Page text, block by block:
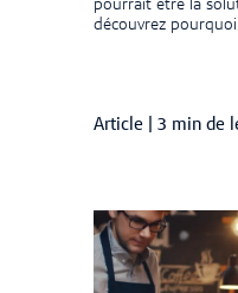
pourrait être la
découvrez pourquoi.
Article 3 min de